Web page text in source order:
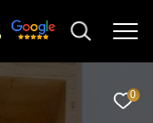
0